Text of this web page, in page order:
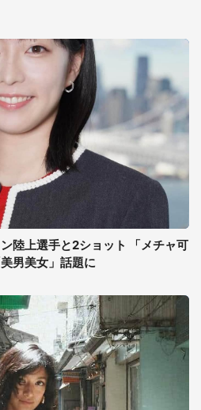
陸上選手と2ショット 「メチャ可
男美女」話題に